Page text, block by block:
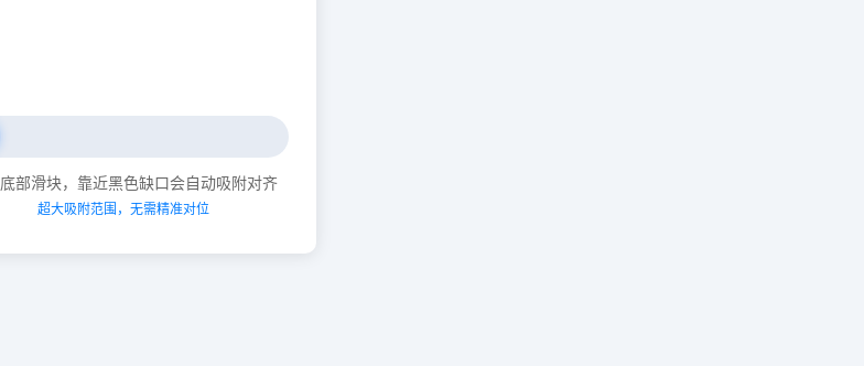
部滑块，靠近黑色缺口会自动吸附对齐
超大吸附范围，无需精准对位